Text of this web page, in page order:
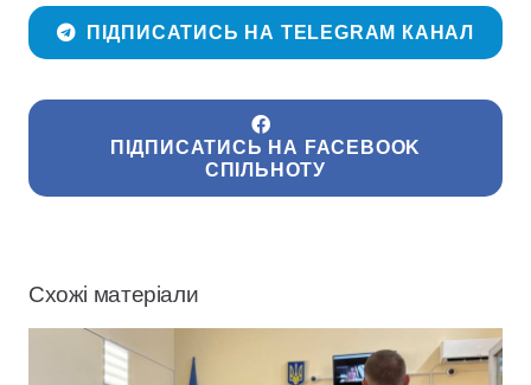
ПІДПИСАТИСЬ НА TELEGRAM КАНАЛ
ПІДПИСАТИСЬ НА FACEBOOK
СПІЛЬНОТУ
Схожі матеріали